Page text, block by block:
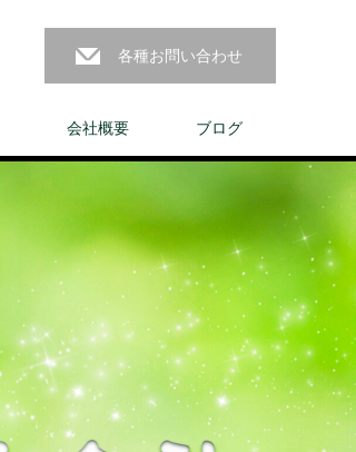
各種お問い合わせ
会社概要 ブログ